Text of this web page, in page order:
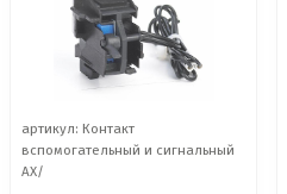
артикул: Контакт
вспомогательный и сигнальный
AX/